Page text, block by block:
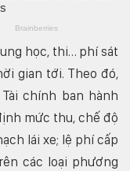
học, thi… phí sát
gian tới. Theo đó,
chính ban hành
mức thu, chế độ
lái xe; lệ phí cấp
các loại phương